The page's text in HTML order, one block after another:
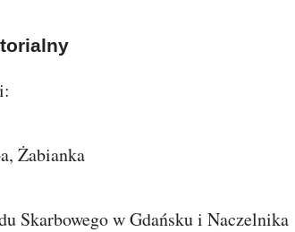
Żabianka
Skarbowego w Gdańsku i Naczelnika